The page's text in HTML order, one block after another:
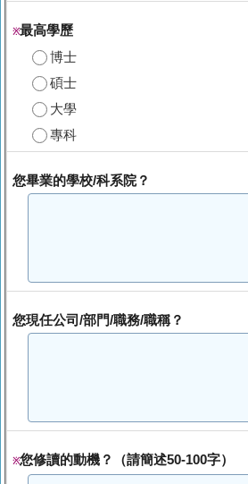
※最高學歷
博士
碩士
大學
專科
您畢業的學校/科系院？
您現任公司/部門/職務/職稱？
※您修讀的動機？（請簡述50-100字）